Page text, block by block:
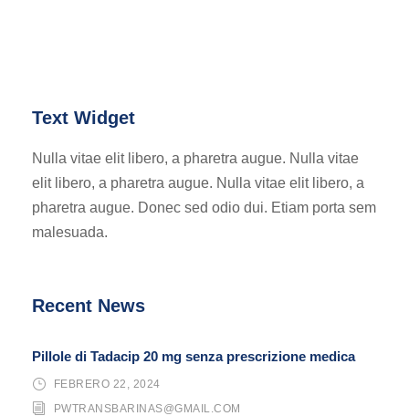
Text Widget
Nulla vitae elit libero, a pharetra augue. Nulla vitae
elit libero, a pharetra augue. Nulla vitae elit libero, a
pharetra augue. Donec sed odio dui. Etiam porta sem
malesuada.
Recent News
Pillole di Tadacip 20 mg senza prescrizione medica
FEBRERO 22, 2024
PWTRANSBARINAS@GMAIL.COM